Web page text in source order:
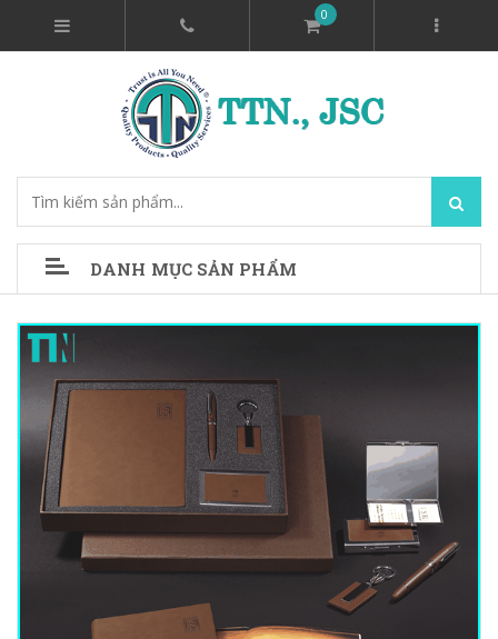
0
DANH MỤC SẢN PHẨM